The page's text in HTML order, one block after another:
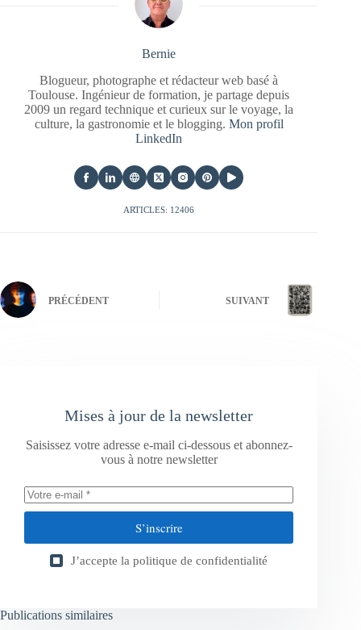
Bernie
Blogueur, photographe et rédacteur web basé à
Toulouse. Ingénieur de formation, je partage depuis
2009 un regard technique et curieux sur le voyage, la
culture, la gastronomie et le blogging. Mon profil
LinkedIn
ARTICLES: 12406
PRÉCÉDENT SUIVANT
Mises à jour de la newsletter
Saisissez votre adresse e-mail ci-dessous et abonnez-
vous à notre newsletter
S’inscrire
J’accepte la politique de confidentialité
Publications similaires